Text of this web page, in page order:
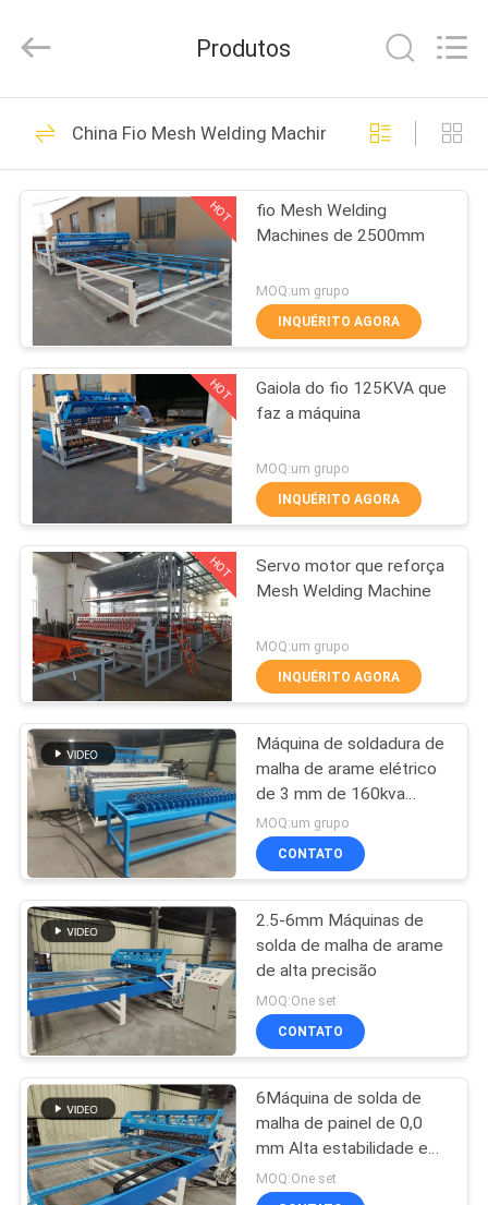
CASA
PRODUTOS
MOSTRA
DE
SOBRE
NÓS
EXCURSÃO
DA
FÁBRICA
CONTROLE
DA
QUALIDADE
CONTACTE-
NOS
PEÇA
UMAS
CITAÇÕES
MAPA
DO
SITE
PRIVACY
Mesh
Products
All
Reserved.
Fio Mesh Welding
Machines
101
reforçando a
máquina de
soldadura da malha
70
máquina de
soldadura da malha
da cerca
61
máquina de
soldadura do painel
de malha
máquina fixa da
cerca do nó
33
Produtos
China Fio Mesh Welding Machines
HOT
fio Mesh Welding
Machines de 2500mm
MOQ:um grupo
INQUÉRITO AGORA
HOT
Gaiola do fio 125KVA que
faz a máquina
MOQ:um grupo
INQUÉRITO AGORA
HOT
Servo motor que reforça
Mesh Welding Machine
MOQ:um grupo
INQUÉRITO AGORA
Máquina de soldadura de
malha de arame elétrico
de 3 mm de 160kva
transformador para
tamanho de buraco
50*50mm
MOQ:um grupo
CONTATO
2.5-6mm Máquinas de
solda de malha de arame
de alta precisão
MOQ:One set
CONTATO
6Máquina de solda de
malha de painel de 0,0
mm Alta estabilidade e
alta velocidade
MOQ:One set